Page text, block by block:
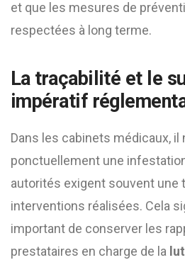
et que les mesures de
respectées à long terme.
La traçabilité et le
impératif
Dans les cabinets médicaux,
ponctuellement une
autorités exigent souvent une
interventions réalisées. Cela
important de conserver les
prestataires en charge de la